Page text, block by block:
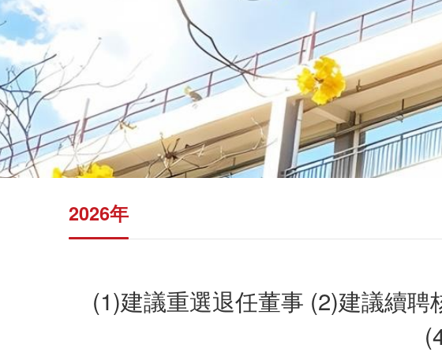
2026年
(1)建議重選退任董事 (2)建議續